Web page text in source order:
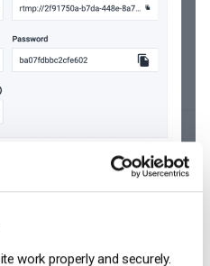
work properly and securely.